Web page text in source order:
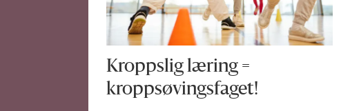
Kroppslig læring =
kroppsøvingsfaget!